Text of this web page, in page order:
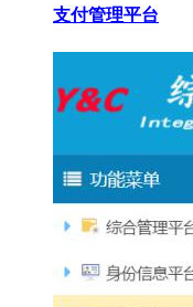
支付管理平台